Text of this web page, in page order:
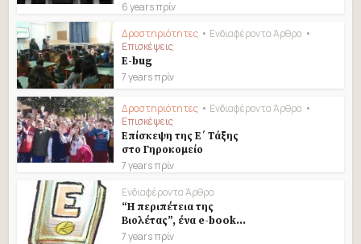
6 years πρίν
Δραστηριότητες • Ενδιαφέροντα Άρθρα •
Επισκέψεις
E-bug
7 years πρίν
Δραστηριότητες • Ενδιαφέροντα Άρθρα •
Επισκέψεις
Επίσκεψη της Ε΄ Τάξης
στο Γηροκομείο
7 years πρίν
Ενδιαφέροντα Άρθρα
“Η περιπέτεια της
Βιολέτας”, ένα e-book...
7 years πρίν